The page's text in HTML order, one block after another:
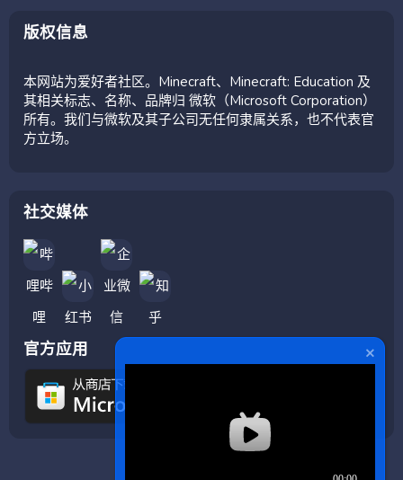
版权信息
本网站为爱好者社区。Minecraft、Minecraft: Education 及
其相关标志、名称、品牌归 微软（Microsoft Corporation）
所有。我们与微软及其子公司无任何隶属关系，也不代表官
方立场。
社交媒体
官方应用